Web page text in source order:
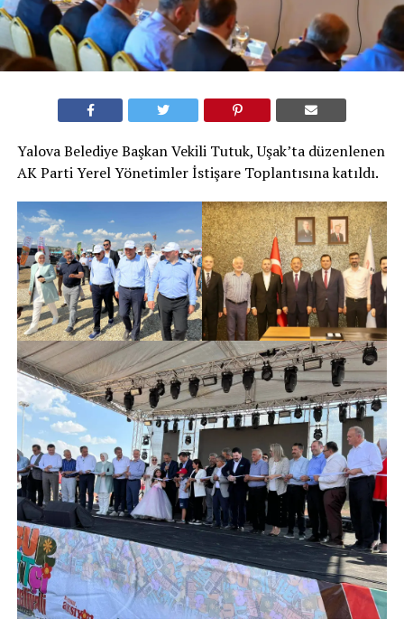
Yalova Belediye Başkan Vekili Tutuk, Uşak’ta düzenlenen
AK Parti Yerel Yönetimler İstişare Toplantısına katıldı.